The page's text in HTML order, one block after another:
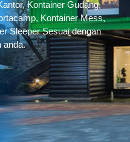
Kontainer Gudang,
Kontainer Mess,
Sleeper Sesuai dengan
anda.